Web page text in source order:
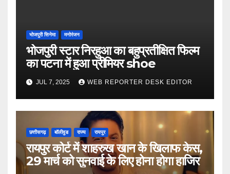
भोजपुरी सिनेमा मनोरंजन
भोजपुरी स्टार निरहुआ का बहुप्रतीक्षित फिल्म
का पटना में हुआ प्रीमियर shoe
JUL 7, 2025 WEB REPORTER DESK EDITOR
छत्तीसगढ़ बॉलीवुड राज्य रायपुर
रायपुर कोर्ट में शाहरुख खान के खिलाफ केस,
29 मार्च को सुनवाई के लिए होना होगा हाजिर